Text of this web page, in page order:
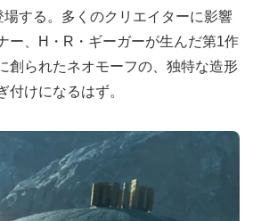
場する。多くのクリエイターに影響
ー、H・R・ギーガーが生んだ第1作
創られたネオモーフの、独特な造形
付けになるはず。